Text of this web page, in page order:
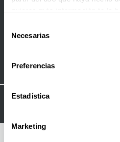
Necesarias
Preferencias
Estadística
Marketing
© 2024FORO INSERTA